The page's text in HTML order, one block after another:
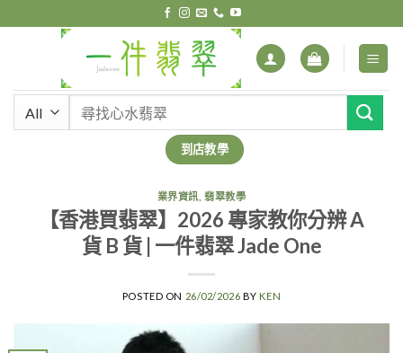
to
到店教學
業界資訊 ,翡翠教學
【香港買翡翠】2026 專家教你分辨 A
貨 B 貨 | 一件翡翠 Jade One
POSTED ON 26/02/2026 BY KEN